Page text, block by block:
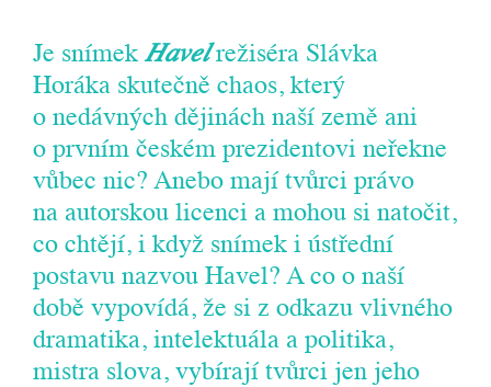
Je snímekHavelrežiséra Slávka
Horáka skutečně chaos, který
o nedávných dějinách naší země ani
o prvním českém prezidentovi neřekne
vůbec nic? Anebo mají tvůrci právo
na autorskou licenci a mohou si natočit,
co chtějí, i když snímek i ústřední
postavu nazvou Havel? A co o naší
době vypovídá, že si z odkazu vlivného
dramatika, intelektuála a politika,
mistra slova, vybírají tvůrci jen jeho